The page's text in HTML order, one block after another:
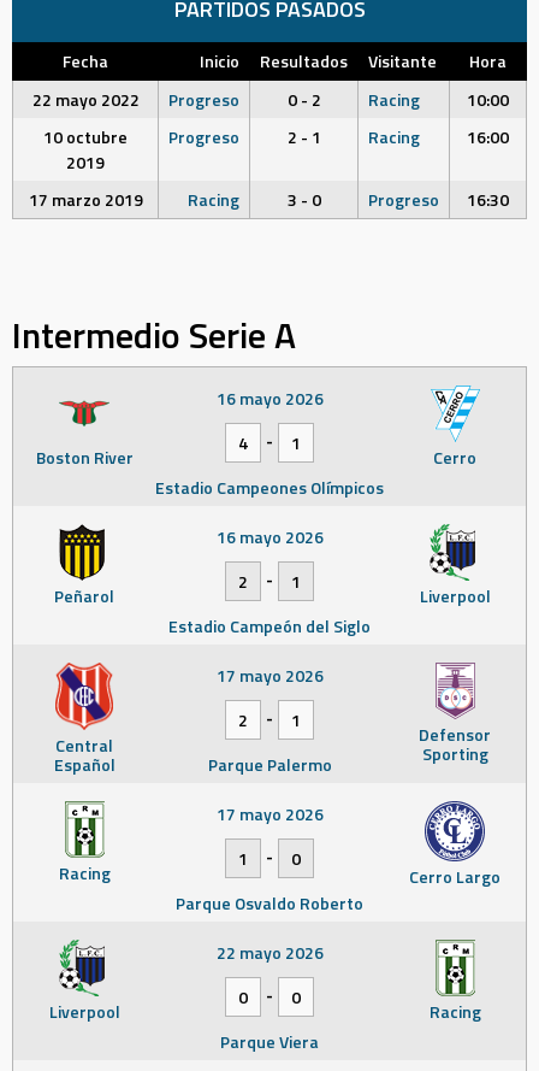
PARTIDOS PASADOS
Fecha Inicio Resultados Visitante
Hora
22 mayo 2022
Progreso 0 - 2 Racing
10:00
10 octubre
2019
Progreso 2 - 1 Racing 16:00
17 marzo 2019 Racing 3 - 0 Progreso 16:30
Intermedio Serie A
Boston River Cerro
16 mayo 2026
4
-
1
Estadio Campeones Olímpicos
Peñarol Liverpool
16 mayo 2026
2
-
1
Estadio Campeón del Siglo
Central
Español
Defensor
Sporting
17 mayo 2026
2
-
1
Parque Palermo
Racing Cerro Largo
17 mayo 2026
1
-
0
Parque Osvaldo Roberto
Liverpool Racing
22 mayo 2026
0
-
0
Parque Viera